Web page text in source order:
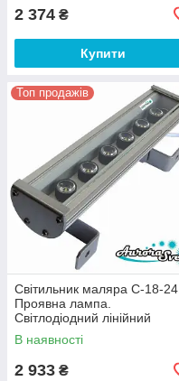
2 374 ₴
Купити
Топ продажів
Світильник маляра C-18-24.
Проявна лампа.
Світлодіодний лінійний
світильник-лампа
маляра,лампа штукатура
В наявності
2 933 ₴